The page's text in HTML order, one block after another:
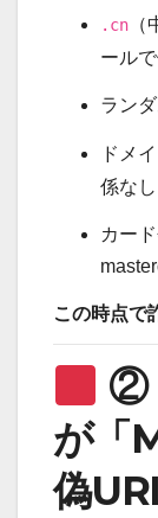
.cn
ール
ラン
ドメ
係なし
カー
この時点で
②
が「
偽